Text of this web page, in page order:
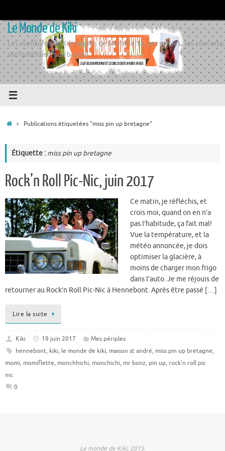
contenu
Le Monde de Kiki
Les aventures de Kiki auprès de Momiflette, ses sorties, ses concerts,
son quotidien, son boulot
AccueilPublications étiquetées "miss pin up bretagne"
Étiquette : miss pin up bretagne
Rock’n Roll Pic-Nic, juin 2017
Ce matin, je réfléchis, et
crois moi, quand on en n’a
pas l’habitude, ça fait mal!
Vue la température, et la
météo annoncée, je dois
optimiser la glacière, à
moins de charger mon frigo
dans l’auto. Je me réjouis de
retourner au Rock’n Roll Pic-Nic à Hennebont. Après être passé […]
Lire la suite
Kiki 19 juin 2017
Mes périples
hennebont, kiki, le monde de kiki, maison st andré, miss pin up bretagne,
momi, momiflette, monchhichi, monchichi, mr bonz, pin up, rock'n roll pic
nic
0
Le monde de Kiki, 2015.